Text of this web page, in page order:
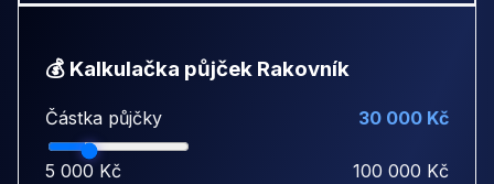
💰 Kalkulačka půjček Rakovník
Částka půjčky 30 000 Kč
5 000 Kč
100 000 Kč